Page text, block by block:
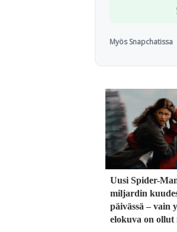
Myös Snapchatissa
Uusi Spider-
miljardin
päivässä – vain
elokuva on ollut